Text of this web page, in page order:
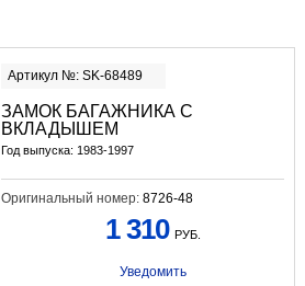
Артикул №: SK-68489
ЗАМОК БАГАЖНИКА С
ВКЛАДЫШЕМ
Год выпуска: 1983-1997
Оригинальный номер: 8726-48
1 310 РУБ.
Уведомить